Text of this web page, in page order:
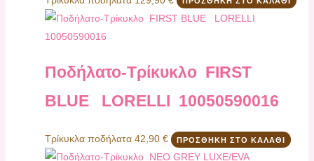
Ποδήλατο-Τρίκυκλο FIRST
BLUE LORELLI 10050590016
Τρίκυκλα ποδήλατα 42,90 € ΠΡΟΣΘΉΚΗ ΣΤΟ ΚΑΛΆΘΙ